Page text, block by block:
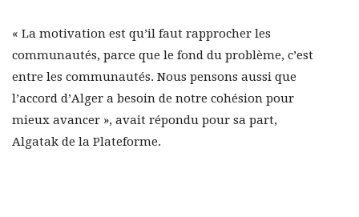
« La motivation est qu’il faut rapprocher les
communautés, parce que le fond du problème, c’est
entre les communautés. Nous pensons aussi que
l’accord d’Alger a besoin de notre cohésion pour
mieux avancer », avait répondu pour sa part,
Algatak de la Plateforme.